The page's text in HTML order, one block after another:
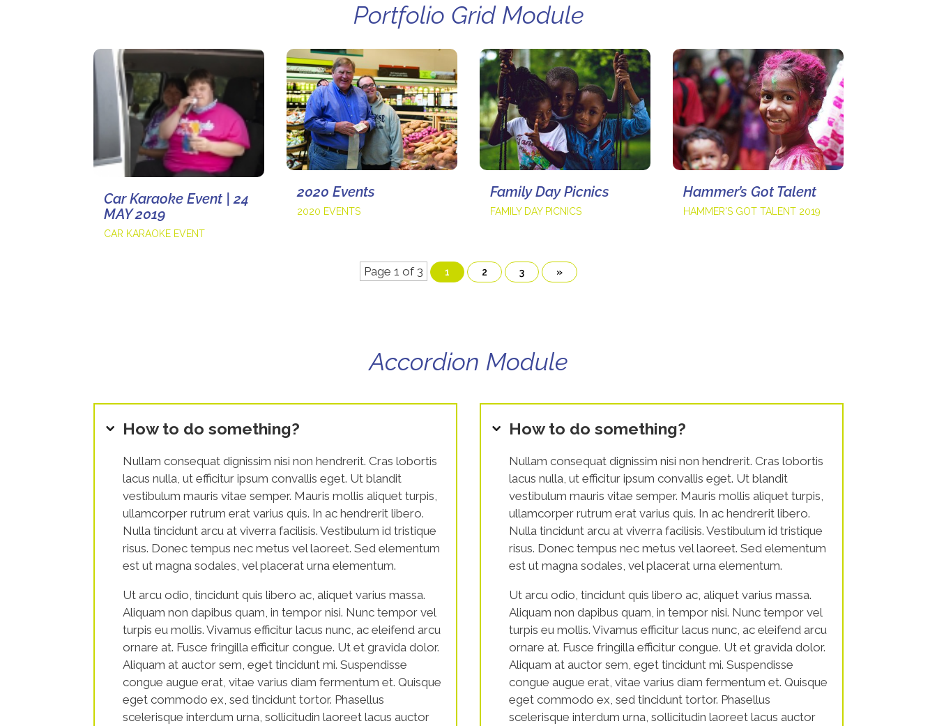
Portfolio Grid Module
Car Karaoke Event | 24
MAY 2019
CAR KARAOKE EVENT
2020 Events
2020 EVENTS
Family Day Picnics
FAMILY DAY PICNICS
Hammer’s Got Talent
HAMMER'S GOT TALENT 2019
Page 1 of 3 1 2 3 »
Accordion Module
How to do something?
Nullam consequat dignissim nisi non hendrerit. Cras lobortis
lacus nulla, ut efficitur ipsum convallis eget. Ut blandit
vestibulum mauris vitae semper. Mauris mollis aliquet turpis,
ullamcorper rutrum erat varius quis. In ac hendrerit libero.
Nulla tincidunt arcu at viverra facilisis. Vestibulum id tristique
risus. Donec tempus nec metus vel laoreet. Sed elementum
est ut magna sodales, vel placerat urna elementum.
Ut arcu odio, tincidunt quis libero ac, aliquet varius massa.
Aliquam non dapibus quam, in tempor nisi. Nunc tempor vel
turpis eu mollis. Vivamus efficitur lacus nunc, ac eleifend arcu
ornare at. Fusce fringilla efficitur congue. Ut et gravida dolor.
Aliquam at auctor sem, eget tincidunt mi. Suspendisse
congue augue erat, vitae varius diam fermentum et. Quisque
eget commodo ex, sed tincidunt tortor. Phasellus
scelerisque interdum urna, sollicitudin laoreet lacus auctor
How to do something?
Nullam consequat dignissim nisi non hendrerit. Cras lobortis
lacus nulla, ut efficitur ipsum convallis eget. Ut blandit
vestibulum mauris vitae semper. Mauris mollis aliquet turpis,
ullamcorper rutrum erat varius quis. In ac hendrerit libero.
Nulla tincidunt arcu at viverra facilisis. Vestibulum id tristique
risus. Donec tempus nec metus vel laoreet. Sed elementum
est ut magna sodales, vel placerat urna elementum.
Ut arcu odio, tincidunt quis libero ac, aliquet varius massa.
Aliquam non dapibus quam, in tempor nisi. Nunc tempor vel
turpis eu mollis. Vivamus efficitur lacus nunc, ac eleifend arcu
ornare at. Fusce fringilla efficitur congue. Ut et gravida dolor.
Aliquam at auctor sem, eget tincidunt mi. Suspendisse
congue augue erat, vitae varius diam fermentum et. Quisque
eget commodo ex, sed tincidunt tortor. Phasellus
scelerisque interdum urna, sollicitudin laoreet lacus auctor